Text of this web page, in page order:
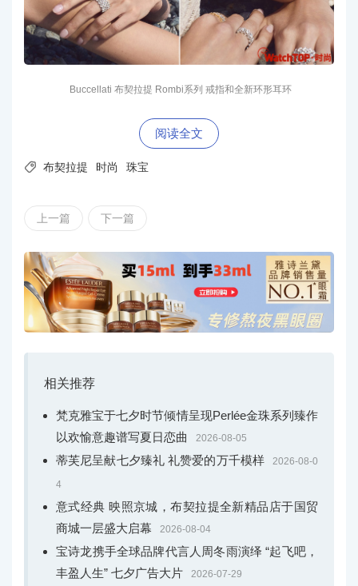
Buccellati 布契拉提 Rombi系列 戒指和全新环形耳环
缀成环，尽显轻盈灵动。精巧的菱形结构镶嵌闪耀钻石，
扇形外框采用精妙的“Modellato”雕刻工艺。该系列包括白K
金，以及白K金和黄K金双色组合等不同颜色的款式，从多
元视角诠释Buccellati布契拉提的风格语言。
阅读全文
 布契拉提 时尚 珠宝
上一篇 下一篇
相关推荐
梵克雅宝于七夕时节倾情呈现Perlée金珠系列臻作
以欢愉意趣谱写夏日恋曲
2026-08-05
蒂芙尼呈献七夕臻礼 礼赞爱的万千模样 2026-08-0
4
意式经典 映照京城，布契拉提全新精品店于国贸
商城一层盛大启幕
2026-08-04
宝诗龙携手全球品牌代言人周冬雨演绎 “起飞吧，
丰盈人生” 七夕广告大片
2026-07-29